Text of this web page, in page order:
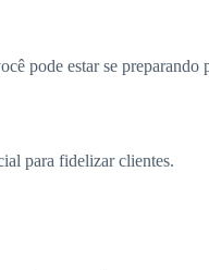
pode estar se preparando
para fidelizar clientes.